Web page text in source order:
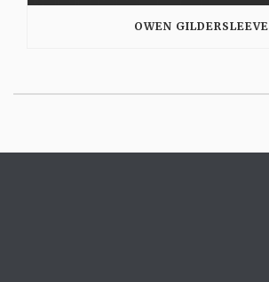
OWEN GILDERSLEEVE